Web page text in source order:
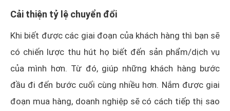
Cải thiện tỷ lệ chuyển đổi
Khi biết được các giai đoạn của khách hàng thì bạn sẽ
có chiến lược thu hút họ biết đến sản phẩm/dịch vụ
của mình hơn. Từ đó, giúp những khách hàng bước
đầu đi đến bước cuối cùng nhiều hơn. Nắm được giai
đoạn mua hàng, doanh nghiệp sẽ có cách tiếp thị sao